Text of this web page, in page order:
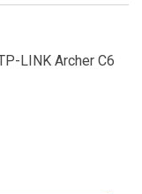
LINK Archer C6